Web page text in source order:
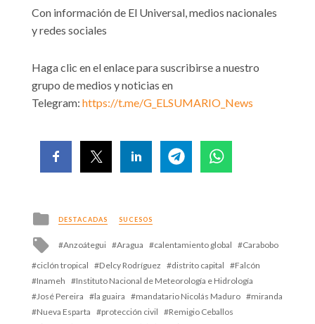
Con información de El Universal, medios nacionales
y redes sociales
Haga clic en el enlace para suscribirse a nuestro
grupo de medios y noticias en
Telegram: https://t.me/G_ELSUMARIO_News
Posted
in
DESTACADAS SUCESOS
Tagged
Anzoátegui Aragua calentamiento global
Carabobo
ciclón tropical
Delcy Rodríguez distrito capital
Falcón
Inameh
Instituto Nacional de Meteorología e Hidrología
José Pereira
la guaira mandatario Nicolás Maduro
miranda
Nueva Esparta
protección civil
Remigio Ceballos